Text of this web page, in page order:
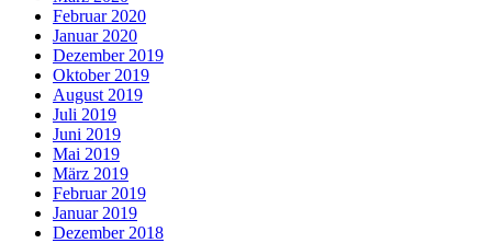
Februar 2020
Januar 2020
Dezember 2019
Oktober 2019
August 2019
Juli 2019
Juni 2019
Mai 2019
März 2019
Februar 2019
Januar 2019
Dezember 2018